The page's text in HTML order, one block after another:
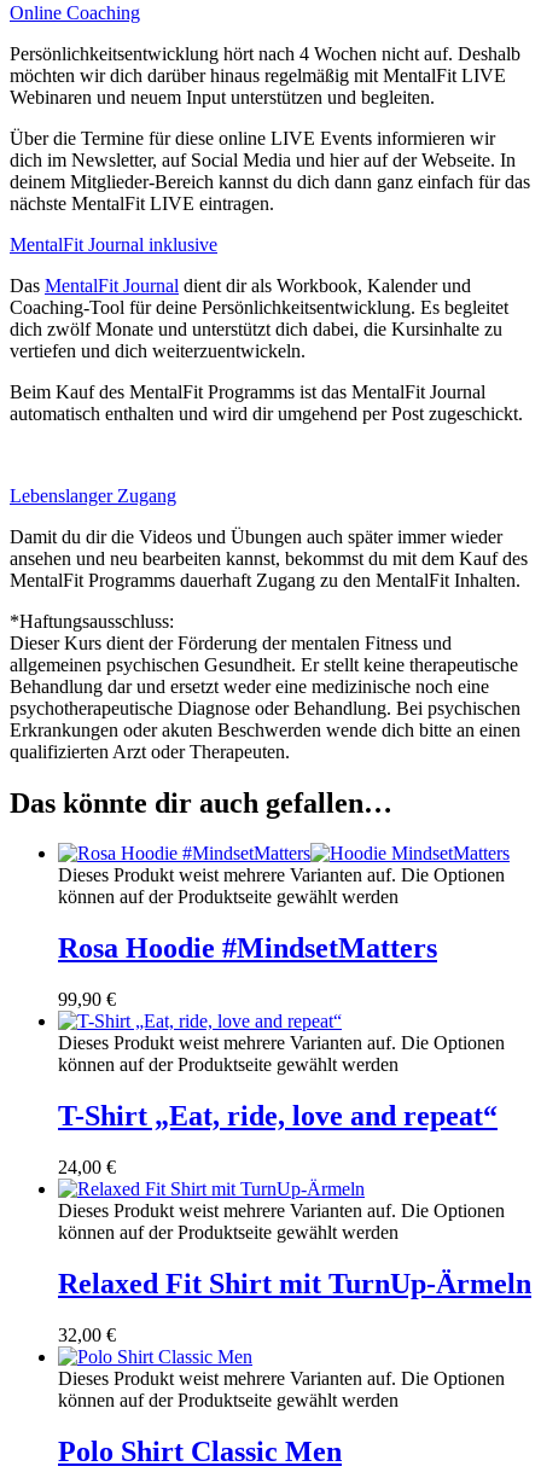
Online Coaching
Persönlichkeitsentwicklung hört nach 4 Wochen nicht auf. Deshalb
möchten wir dich darüber hinaus regelmäßig mit MentalFit LIVE
Webinaren und neuem Input unterstützen und begleiten.
Über die Termine für diese online LIVE Events informieren wir
dich im Newsletter, auf Social Media und hier auf der Webseite. In
deinem Mitglieder-Bereich kannst du dich dann ganz einfach für das
nächste MentalFit LIVE eintragen.
MentalFit Journal inklusive
Das MentalFit Journal dient dir als Workbook, Kalender und
Coaching-Tool für deine Persönlichkeitsentwicklung. Es begleitet
dich zwölf Monate und unterstützt dich dabei, die Kursinhalte zu
vertiefen und dich weiterzuentwickeln.
Beim Kauf des MentalFit Programms ist das MentalFit Journal
automatisch enthalten und wird dir umgehend per Post zugeschickt.
Lebenslanger Zugang
Damit du dir die Videos und Übungen auch später immer wieder
ansehen und neu bearbeiten kannst, bekommst du mit dem Kauf des
MentalFit Programms dauerhaft Zugang zu den MentalFit Inhalten.
*Haftungsausschluss:
Dieser Kurs dient der Förderung der mentalen Fitness und
allgemeinen psychischen Gesundheit. Er stellt keine therapeutische
Behandlung dar und ersetzt weder eine medizinische noch eine
psychotherapeutische Diagnose oder Behandlung. Bei psychischen
Erkrankungen oder akuten Beschwerden wende dich bitte an einen
qualifizierten Arzt oder Therapeuten.
Das könnte dir auch gefallen…
Dieses Produkt weist mehrere Varianten auf. Die Optionen
können auf der Produktseite gewählt werden
Rosa Hoodie #MindsetMatters
99,90 €
Dieses Produkt weist mehrere Varianten auf. Die Optionen
können auf der Produktseite gewählt werden
T-Shirt „Eat, ride, love and repeat“
24,00 €
Dieses Produkt weist mehrere Varianten auf. Die Optionen
können auf der Produktseite gewählt werden
Relaxed Fit Shirt mit TurnUp-Ärmeln
32,00 €
Dieses Produkt weist mehrere Varianten auf. Die Optionen
können auf der Produktseite gewählt werden
Polo Shirt Classic Men